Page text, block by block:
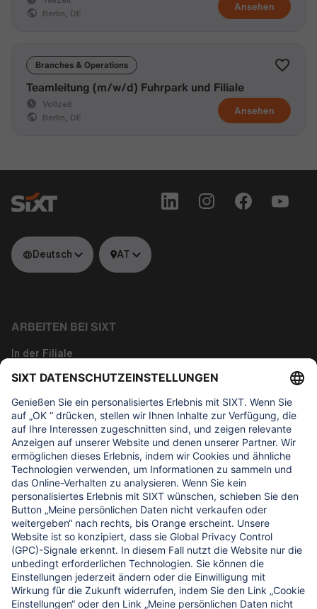
Ansehen
Berlin, DE
Branches & Operations
Ansehen
Teamleitung (m/w/d) Fuhrpark und Filiale
Vollzeit
Berlin, DE
Deutsch AT
ARBEITEN BEI SIXT
In der Filiale
Tech
Corporate Functions
Über uns
WAS UNS WICHTIG IST
Regine Sixt Kinderhilfe Stiftung
UNSERE PRODUKTE
SIXT Rent
SIXT Share